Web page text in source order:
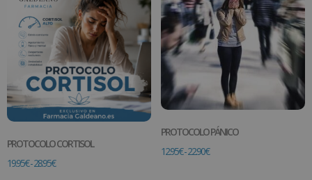
PROTOCOLO CORTISOL
19.95€-28.95€
PROTOCOLO PÁNICO
12.95€-22.90€